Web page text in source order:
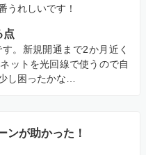
うれしいです！
点
。新規開通まで2か月近く
ットを光回線で使うので自
し困ったかな…
ンが助かった！